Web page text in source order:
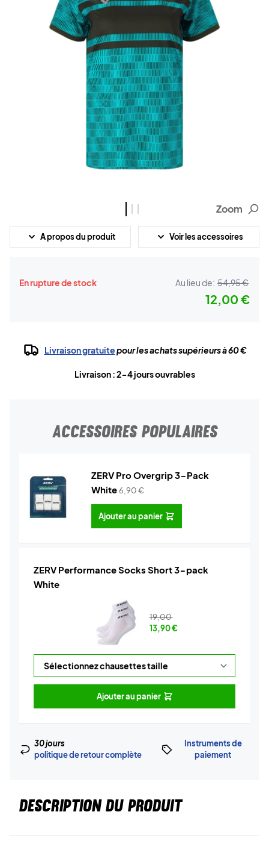
Zoom
A propos du produit Voir les accessoires
En rupture de stock Au lieu de: 54,95 €
12,00 €
Livraison gratuitepour les achats supérieurs à 60 €
Livraison : 2-4 jours ouvrables
ACCESSOIRES POPULAIRES
ZERV Pro Overgrip 3-Pack
White6,90€
Ajouter au panier
ZERV Performance Socks Short 3-pack
White
19,00
13,90€
Ajouter au panier
30 jours
politique de retour complète
Instruments de
paiement
DESCRIPTION DU PRODUIT